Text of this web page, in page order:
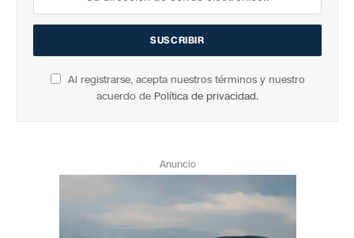
Al registrarse, acepta nuestros términos y nuestro
acuerdo de Política de privacidad.
Anuncio